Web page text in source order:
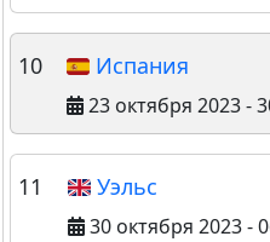
10 Испания
23 октября 2023 -
11 Уэльс
30 октября 2023 -